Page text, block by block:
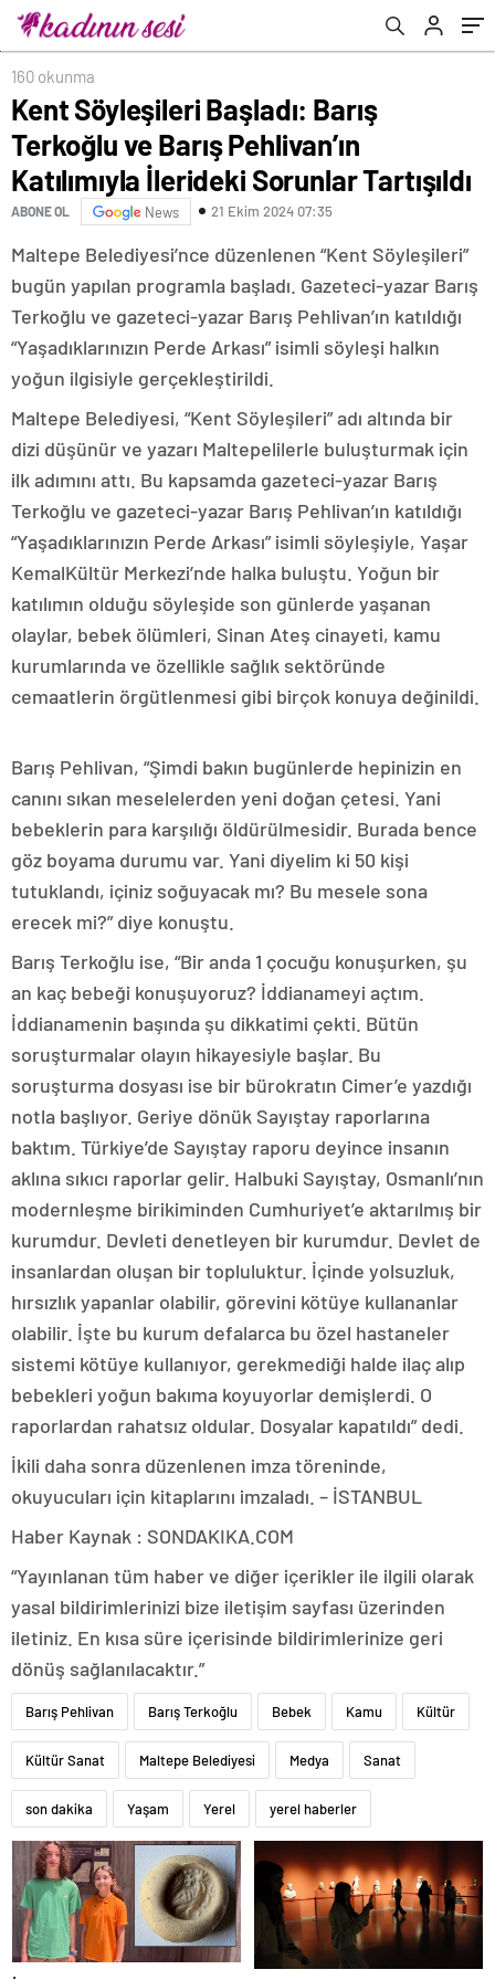
Sorunlar Tartışıldı
160 okunma
Kent Söyleşileri Başladı: Barış
Terkoğlu ve Barış Pehlivan’ın
Katılımıyla İlerideki Sorunlar Tartışıldı
ABONE OL News 21 Ekim 2024 07:35
Maltepe Belediyesi’nce düzenlenen “Kent Söyleşileri”
bugün yapılan programla başladı. Gazeteci-yazar Barış
Terkoğlu ve gazeteci-yazar Barış Pehlivan’ın katıldığı
“Yaşadıklarınızın Perde Arkası” isimli söyleşi halkın
yoğun ilgisiyle gerçekleştirildi.
Maltepe Belediyesi, “Kent Söyleşileri” adı altında bir
dizi düşünür ve yazarı Maltepelilerle buluşturmak için
ilk adımını attı. Bu kapsamda gazeteci-yazar Barış
Terkoğlu ve gazeteci-yazar Barış Pehlivan’ın katıldığı
“Yaşadıklarınızın Perde Arkası” isimli söyleşiyle, Yaşar
KemalKültür Merkezi’nde halka buluştu. Yoğun bir
katılımın olduğu söyleşide son günlerde yaşanan
olaylar, bebek ölümleri, Sinan Ateş cinayeti, kamu
kurumlarında ve özellikle sağlık sektöründe
cemaatlerin örgütlenmesi gibi birçok konuya değinildi.
Barış Pehlivan, “Şimdi bakın bugünlerde hepinizin en
canını sıkan meselelerden yeni doğan çetesi. Yani
bebeklerin para karşılığı öldürülmesidir. Burada bence
göz boyama durumu var. Yani diyelim ki 50 kişi
tutuklandı, içiniz soğuyacak mı? Bu mesele sona
erecek mi?” diye konuştu.
Barış Terkoğlu ise, “Bir anda 1 çocuğu konuşurken, şu
an kaç bebeği konuşuyoruz? İddianameyi açtım.
İddianamenin başında şu dikkatimi çekti. Bütün
soruşturmalar olayın hikayesiyle başlar. Bu
soruşturma dosyası ise bir bürokratın Cimer’e yazdığı
notla başlıyor. Geriye dönük Sayıştay raporlarına
baktım. Türkiye’de Sayıştay raporu deyince insanın
aklına sıkıcı raporlar gelir. Halbuki Sayıştay, Osmanlı’nın
modernleşme birikiminden Cumhuriyet’e aktarılmış bir
kurumdur. Devleti denetleyen bir kurumdur. Devlet de
insanlardan oluşan bir topluluktur. İçinde yolsuzluk,
hırsızlık yapanlar olabilir, görevini kötüye kullananlar
olabilir. İşte bu kurum defalarca bu özel hastaneler
sistemi kötüye kullanıyor, gerekmediği halde ilaç alıp
bebekleri yoğun bakıma koyuyorlar demişlerdi. O
raporlardan rahatsız oldular. Dosyalar kapatıldı” dedi.
İkili daha sonra düzenlenen imza töreninde,
okuyucuları için kitaplarını imzaladı. – İSTANBUL
Haber Kaynak : SONDAKIKA.COM
“Yayınlanan tüm haber ve diğer içerikler ile ilgili olarak
yasal bildirimlerinizi bize iletişim sayfası üzerinden
iletiniz. En kısa süre içerisinde bildirimlerinize geri
dönüş sağlanılacaktır.”
Barış Pehlivan Barış Terkoğlu Bebek Kamu Kültür
Kültür Sanat Maltepe Belediyesi Medya Sanat
son dakika Yaşam Yerel yerel haberler